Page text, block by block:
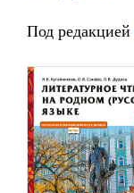
Под редакцией